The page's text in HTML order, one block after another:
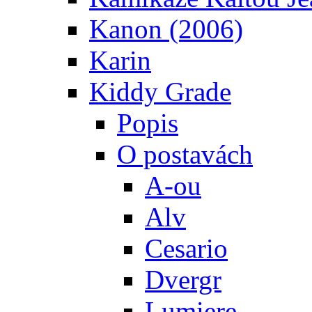
Kanon (2006)
Karin
Kiddy Grade
Popis
O postavách
A-ou
Alv
Cesario
Dvergr